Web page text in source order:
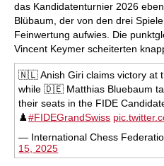
das Kandidatenturnier 2026
Blübaum, der von den drei
Feinwertung aufwies. Die
Vincent Keymer scheiterten
🇳🇱 Anish Giri claims victory at
while 🇩🇪 Matthias Bluebaum
their seats in the FIDE
♟️#FIDEGrandSwiss
— International Chess
15, 2025